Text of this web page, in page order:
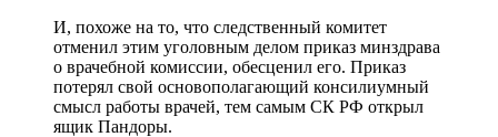
И, похоже на то, что следственный комитет
отменил этим уголовным делом приказ минздрава
о врачебной комиссии, обесценил его. Приказ
потерял свой основополагающий консилиумный
смысл работы врачей, тем самым СК РФ открыл
ящик Пандоры.